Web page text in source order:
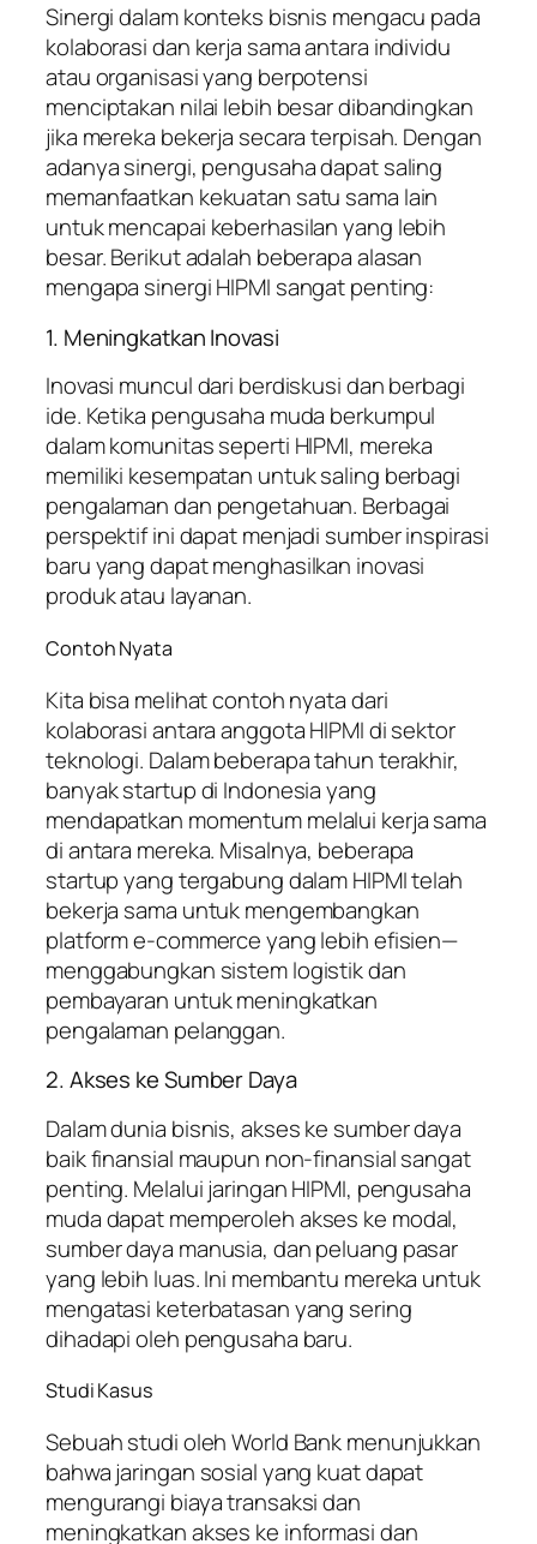
Sinergi dalam konteks bisnis mengacu pada
kolaborasi dan kerja sama antara individu
atau organisasi yang berpotensi
menciptakan nilai lebih besar dibandingkan
jika mereka bekerja secara terpisah. Dengan
adanya sinergi, pengusaha dapat saling
memanfaatkan kekuatan satu sama lain
untuk mencapai keberhasilan yang lebih
besar. Berikut adalah beberapa alasan
mengapa sinergi HIPMI sangat penting:
1. Meningkatkan Inovasi
Inovasi muncul dari berdiskusi dan berbagi
ide. Ketika pengusaha muda berkumpul
dalam komunitas seperti HIPMI, mereka
memiliki kesempatan untuk saling berbagi
pengalaman dan pengetahuan. Berbagai
perspektif ini dapat menjadi sumber inspirasi
baru yang dapat menghasilkan inovasi
produk atau layanan.
Contoh Nyata
Kita bisa melihat contoh nyata dari
kolaborasi antara anggota HIPMI di sektor
teknologi. Dalam beberapa tahun terakhir,
banyak startup di Indonesia yang
mendapatkan momentum melalui kerja sama
di antara mereka. Misalnya, beberapa
startup yang tergabung dalam HIPMI telah
bekerja sama untuk mengembangkan
platform e-commerce yang lebih efisien—
menggabungkan sistem logistik dan
pembayaran untuk meningkatkan
pengalaman pelanggan.
2. Akses ke Sumber Daya
Dalam dunia bisnis, akses ke sumber daya
baik finansial maupun non-finansial sangat
penting. Melalui jaringan HIPMI, pengusaha
muda dapat memperoleh akses ke modal,
sumber daya manusia, dan peluang pasar
yang lebih luas. Ini membantu mereka untuk
mengatasi keterbatasan yang sering
dihadapi oleh pengusaha baru.
Studi Kasus
Sebuah studi oleh World Bank menunjukkan
bahwa jaringan sosial yang kuat dapat
mengurangi biaya transaksi dan
meningkatkan akses ke informasi dan